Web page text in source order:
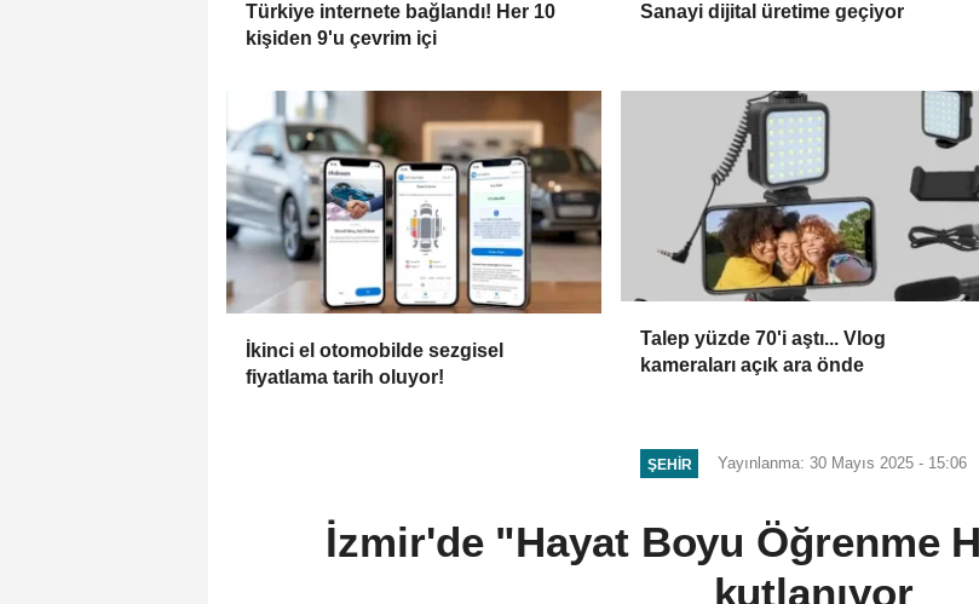
Türkiye internete bağlandı! Her 10
kişiden 9'u çevrim içi
Sanayi dijital üretime geçiyor
İkinci el otomobilde sezgisel
fiyatlama tarih oluyor!
Talep yüzde 70'i aştı... Vlog
kameraları açık ara önde
ŞEHIR Yayınlanma: 30 Mayıs 2025 - 15:06
İzmir'de "Hayat Boyu Öğrenme
kutlanıyor